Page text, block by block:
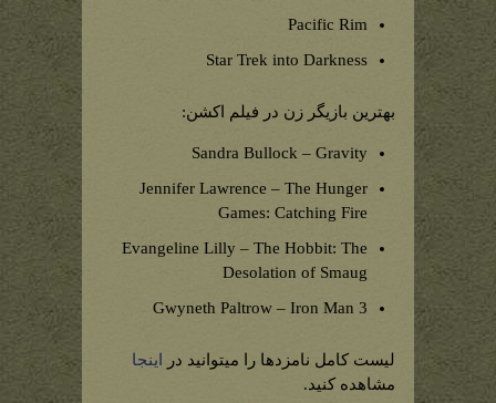
Pacific Rim
Star Trek into Darkness
بهترین بازیگر زن در فیلم اکشن:
Sandra Bullock – Gravity
Jennifer Lawrence – The Hunger
Games: Catching Fire
Evangeline Lilly – The Hobbit: The
Desolation of Smaug
Gwyneth Paltrow – Iron Man 3
لیست کامل نامزدها را میتوانید در
اینجا
مشاهده کنید.